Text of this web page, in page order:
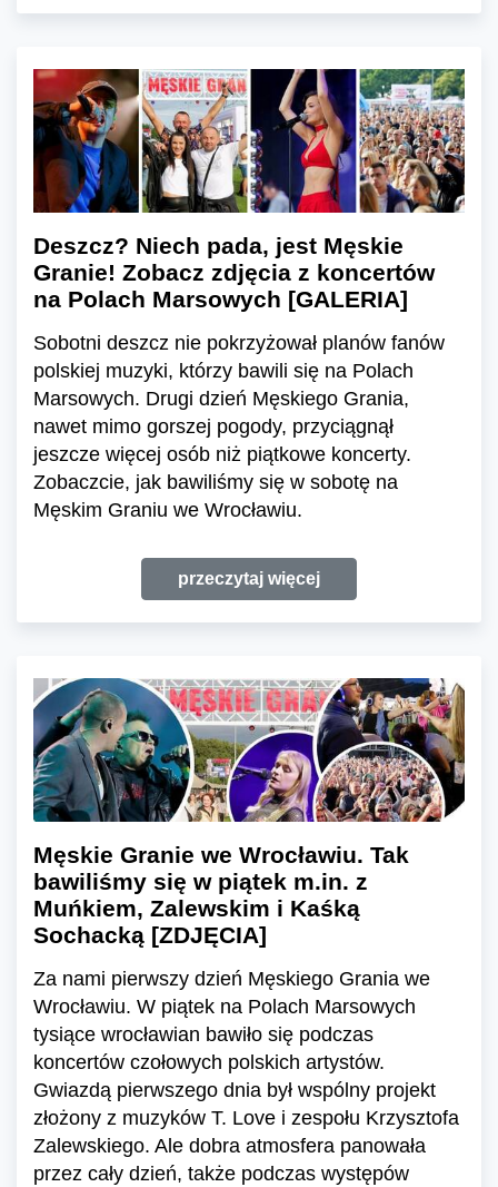
Deszcz? Niech pada, jest Męskie
Granie! Zobacz zdjęcia z koncertów
na Polach Marsowych [GALERIA]
Sobotni deszcz nie pokrzyżował planów fanów
polskiej muzyki, którzy bawili się na Polach
Marsowych. Drugi dzień Męskiego Grania,
nawet mimo gorszej pogody, przyciągnął
jeszcze więcej osób niż piątkowe koncerty.
Zobaczcie, jak bawiliśmy się w sobotę na
Męskim Graniu we Wrocławiu.
przeczytaj więcej
Męskie Granie we Wrocławiu. Tak
bawiliśmy się w piątek m.in. z
Muńkiem, Zalewskim i Kaśką
Sochacką [ZDJĘCIA]
Za nami pierwszy dzień Męskiego Grania we
Wrocławiu. W piątek na Polach Marsowych
tysiące wrocławian bawiło się podczas
koncertów czołowych polskich artystów.
Gwiazdą pierwszego dnia był wspólny projekt
złożony z muzyków T. Love i zespołu Krzysztofa
Zalewskiego. Ale dobra atmosfera panowała
przez cały dzień, także podczas występów